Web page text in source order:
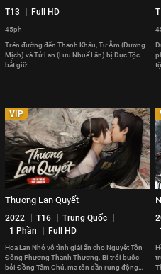
T13 Full HD
45ph
Trên đường đến Thanh Khâu, Tư Âm (Dương
Mịch) và Tử Lan (Lưu Nhuế Lân) bị Dực Tộc
bắt giữ.
VIP
Thương Lan Quyết
2022 T16
Trung Quốc
1 Phần
Full HD
Hoa Lan Nhỏ vô tình giải ấn cho Nguyệt Tôn
Đông Phương Thanh Thương. Bị trói buộc
bởi Đồng Tâm Chú, ma tôn dần rung động